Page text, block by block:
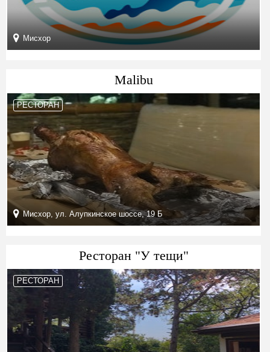
Мисхор
Malibu
РЕСТОРАН
Мисхор, ул. Алупкинское шоссе, 19 Б
Ресторан "У тещи"
РЕСТОРАН